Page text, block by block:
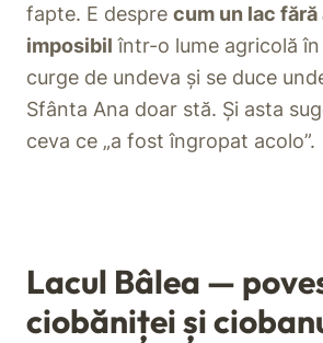
fapte. E despre cum un lac
imposibil într-o lume agricolă
curge de undeva și se duce
Sfânta Ana doar stă. Și asta
ceva ce „a fost îngropat acolo”.
Lacul Bâlea —
ciobăniței și